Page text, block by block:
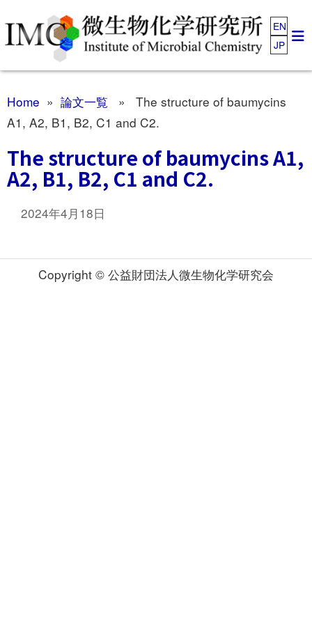
EN
JP
Home » 論文一覧 » The structure of baumycins
A1, A2, B1, B2, C1 and C2.
The structure of baumycins A1,
A2, B1, B2, C1 and C2.
2024年4月18日
Copyright © 公益財団法人微生物化学研究会